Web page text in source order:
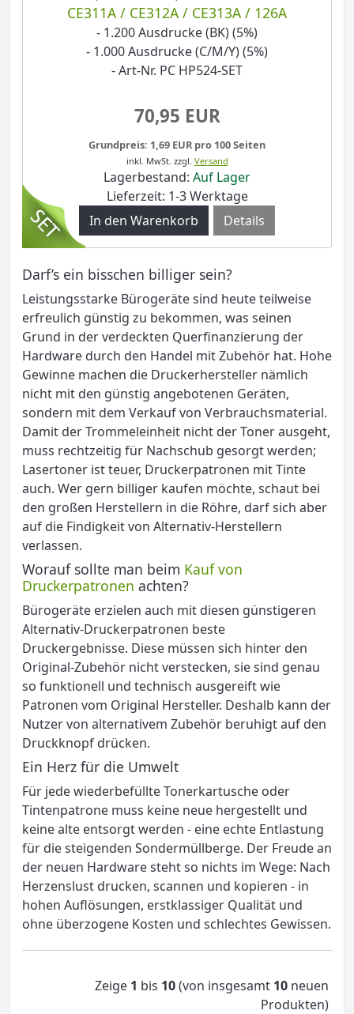
CE311A / CE312A / CE313A / 126A
- 1.200 Ausdrucke (BK) (5%)
- 1.000 Ausdrucke (C/M/Y) (5%)
- Art-Nr. PC HP524-SET
70,95 EUR
Grundpreis: 1,69 EUR pro 100 Seiten
inkl. MwSt. zzgl. Versand
Lagerbestand: Auf Lager
Lieferzeit: 1-3 Werktage
Details
Darf’s ein bisschen billiger sein?
Leistungsstarke Bürogeräte sind heute teilweise
erfreulich günstig zu bekommen, was seinen
Grund in der verdeckten Querfinanzierung der
Hardware durch den Handel mit Zubehör hat. Hohe
Gewinne machen die Druckerhersteller nämlich
nicht mit den günstig angebotenen Geräten,
sondern mit dem Verkauf von Verbrauchsmaterial.
Damit der Trommeleinheit nicht der Toner ausgeht,
muss rechtzeitig für Nachschub gesorgt werden;
Lasertoner ist teuer, Druckerpatronen mit Tinte
auch. Wer gern billiger kaufen möchte, schaut bei
den großen Herstellern in die Röhre, darf sich aber
auf die Findigkeit von Alternativ-Herstellern
verlassen.
Worauf sollte man beim Kauf von
Druckerpatronen achten?
Bürogeräte erzielen auch mit diesen günstigeren
Alternativ-Druckerpatronen beste
Druckergebnisse. Diese müssen sich hinter den
Original-Zubehör nicht verstecken, sie sind genau
so funktionell und technisch ausgereift wie
Patronen vom Original Hersteller. Deshalb kann der
Nutzer von alternativem Zubehör beruhigt auf den
Druckknopf drücken.
Ein Herz für die Umwelt
Für jede wiederbefüllte Tonerkartusche oder
Tintenpatrone muss keine neue hergestellt und
keine alte entsorgt werden - eine echte Entlastung
für die steigenden Sondermüllberge. Der Freude an
der neuen Hardware steht so nichts im Wege: Nach
Herzenslust drucken, scannen und kopieren - in
hohen Auflösungen, erstklassiger Qualität und
ohne überzogene Kosten und schlechtes Gewissen.
Zeige 1 bis 10(von insgesamt 10 neuen
Produkten)